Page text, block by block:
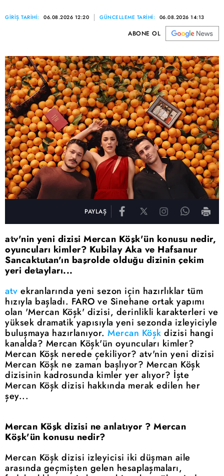
GİRİŞ TARİHİ: 06.08.2026 12:20 GÜNCELLEME TARİHİ: 06.08.2026 14:13
ABONE OL
PAYLAŞ
atv'nin yeni dizisi Mercan Köşk'ün konusu nedir,
oyuncuları kimler? Kubilay Aka ve Hafsanur
Sancaktutan'ın başrolde olduğu dizinin çekim
yeri detayları...
atv ekranlarında yeni sezon için hazırlıklar tüm
hızıyla başladı. FARO ve Sinehane ortak yapımı
olan 'Mercan Köşk' dizisi, derinlikli karakterleri ve
yüksek dramatik yapısıyla yeni sezonda izleyiciyle
buluşmaya hazırlanıyor. Mercan Köşk dizisi hangi
kanalda? Mercan Köşk'ün oyuncuları kimler?
Mercan Köşk nerede çekiliyor? atv'nin yeni dizisi
Mercan Köşk ne zaman başlıyor? Mercan Köşk
dizisinin kadrosunda kimler yer alıyor? İşte
Mercan Köşk dizisi hakkında merak edilen her
şey...
Mercan Köşk dizisi ne anlatıyor ? Mercan
Köşk'ün konusu nedir?
Mercan Köşk dizisi izleyicisi iki düşman aile
arasında geçmişten gelen hesaplaşmaları,